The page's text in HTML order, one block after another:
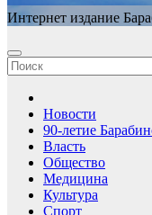
Интернет издание
Новости
90-летие
Власть
Общество
Медицина
Культура
Спорт